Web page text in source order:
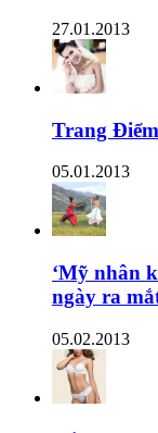
27.01.2013
Trang
05.01.2013
‘Mỹ nhân
ngày ra
05.02.2013